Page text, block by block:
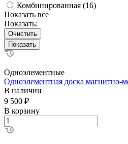
Комбинированная (16)
Показать все
Показать:
Очистить
Одноэлементные
Одноэлементная доска магнитно-
В наличии
9 500 ₽
В корзину